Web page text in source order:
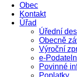
Obec
Kontakt
Úřad
Úřední
Obecně
Výroční
e-
Povinné
Poplatky